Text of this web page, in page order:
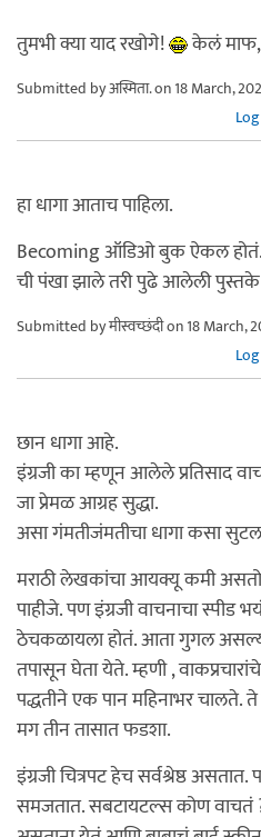
तुमभी क्या याद रखोगे! केलं माफ,
Submitted byअस्मिता.on 18 March,
हा धागा आताच पाहिला.
Becoming ऑडिओ बुक ऐकल
ची पंखा झाले तरी पुढे आलेली पुस्तके
Submitted byमीस्वच्छंदीon 18 March,
छान धागा आहे.
इंग्रजी का म्हणून आलेले प्रतिसाद
जा प्रेमळ आग्रह सुद्धा.
असा गंमतीजंमतीचा धागा कसा
मराठी लेखकांचा आयक्यू कमी असतो
पाहीजे. पण इंग्रजी वाचनाचा स्पीड
ठेचकळायला होतं. आता गुगल
तपासून घेता येते. म्हणी ,
पद्धतीने एक पान महिनाभर चालते.
मग तीन तासात फडशा.
इंग्रजी चित्रपट हेच सर्वश्रेष्ठ
समजतात. सबटायटल्स कोण वाचतं ?